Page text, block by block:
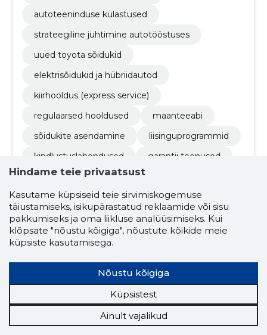
autoteeninduse külastused
strateegiline juhtimine autotööstuses
uued toyota sõidukid
elektrisõidukid ja hübriidautod
kiirhooldus (express service)
regulaarsed hooldused
maanteeabi
sõidukite asendamine
liisinguprogrammid
kindlustuslahendused
garantii teenused
väljaostuprogrammid
4.5
TAUF-AUTO AS
Usaldusväärne
Töötajaid: 7
Prognooskäive (2026): 4 305 646 €
Hindame teie privaatsust
Kasutame küpsiseid teie sirvimiskogemuse
täiustamiseks, isikupärastatud reklaamide või sisu
pakkumiseks ja oma liikluse analüüsimiseks. Kui
klõpsate "nõustu kõigiga", nõustute kõikide meie
küpsiste kasutamisega.
Nõustu kõigiga
Küpsistest
Ainult vajalikud